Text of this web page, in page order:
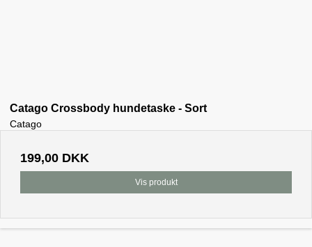
Catago Crossbody hundetaske - Sort
Catago
199,00 DKK
Vis produkt